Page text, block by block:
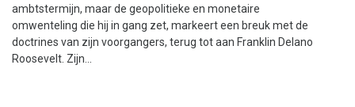
ambtstermijn, maar de geopolitieke en monetaire
omwenteling die hij in gang zet, markeert een breuk met de
doctrines van zijn voorgangers, terug tot aan Franklin Delano
Roosevelt. Zijn...